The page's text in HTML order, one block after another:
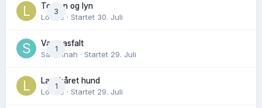
3
Torden og lyn
Lovise · Startet 30. Juli
1
Varm asfalt
Savannah · Startet 29. Juli
1
Langhåret hund
Lovise · Startet 29. Juli